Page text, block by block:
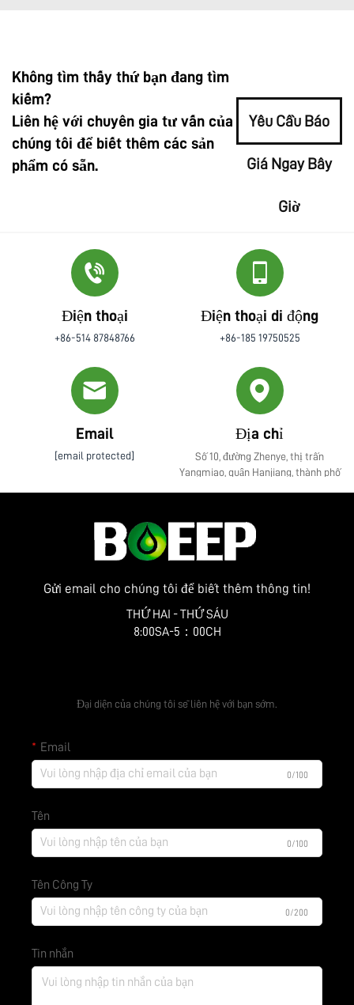
Không tìm thấy thứ bạn đang tìm
kiếm?
Liên hệ với chuyên gia tư vấn của
chúng tôi để biết thêm các sản
phẩm có sẵn.
Yêu Cầu Báo
Giá Ngay Bây
Giờ
Điện thoại
+86-514 87848766
Điện thoại di động
+86-185 19750525
Email
[email protected]
Địa chỉ
Số 10, đường Zhenye, thị trấn
Yangmiao, quận Hanjiang, thành phố
Gửi email cho chúng tôi để biết thêm thông tin!
THỨ HAI - THỨ SÁU
8:00SA-5：00CH
Đại diện của chúng tôi sẽ liên hệ với bạn sớm.
Email
0/100
Tên
0/100
Tên Công Ty
0/200
Tin nhắn